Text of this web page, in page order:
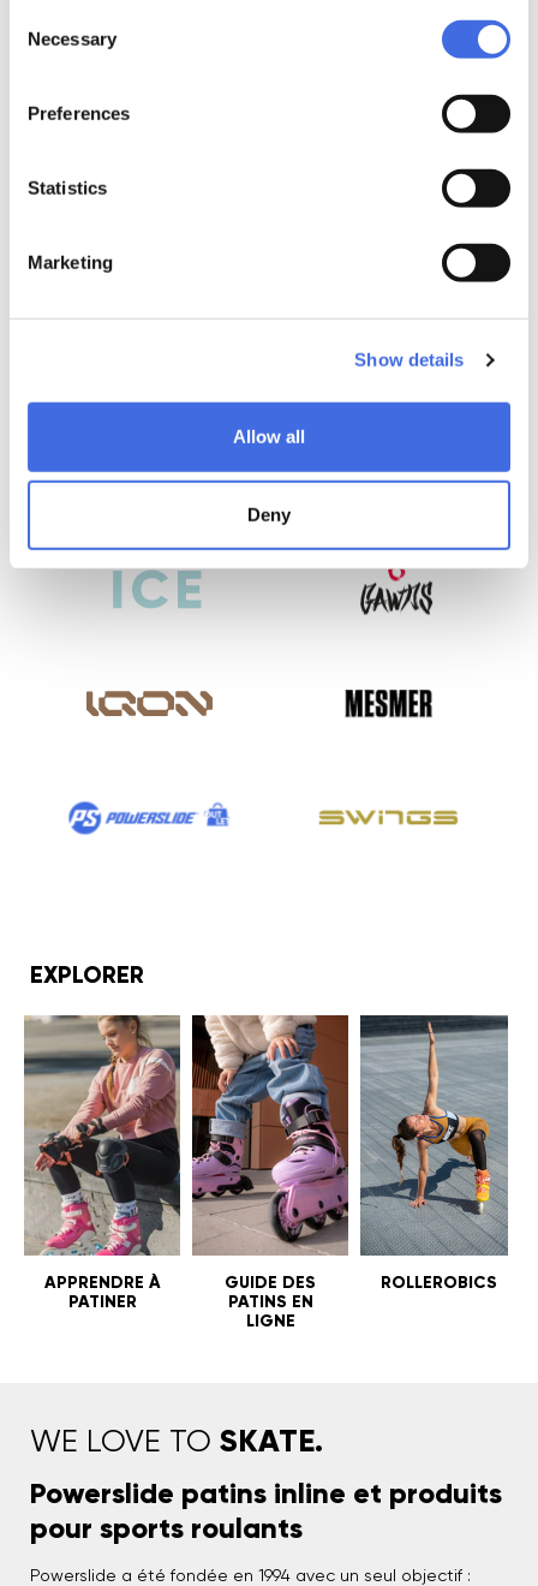
Selection
Necessary
Preferences
Statistics
Marketing
Show details
Allow all
Deny
EXPLORER
APPRENDRE À
PATINER
GUIDE DES
PATINS EN
LIGNE
ROLLEROBICS
WE LOVE TO SKATE.
Powerslide patins inline et produits
pour sports roulants
Powerslide a été fondée en 1994 avec un seul objectif :